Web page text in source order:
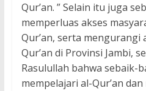
Qur’an. ” Selain itu juga
memperluas akses
Qur’an, serta mengurangi
Qur’an di Provinsi Jambi,
Rasulullah bahwa sebaik-
mempelajari al-Qur’an